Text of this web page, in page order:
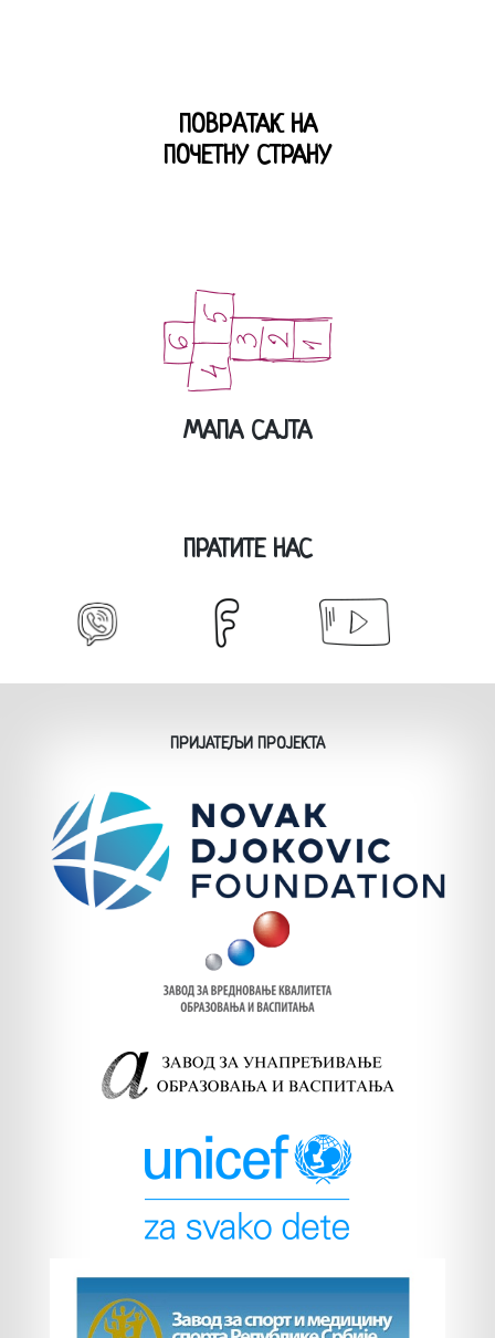
ПОВРAТАК НА
ПОЧЕТНУ СТРАНУ
МАПА САЈТА
ПРАТИТЕ НАС
ПРИЈАТЕЉИ ПРОЈЕКТА